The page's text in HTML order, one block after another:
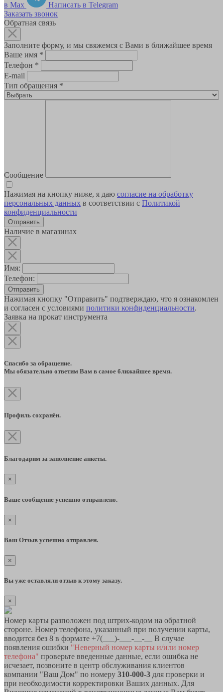
в Max
Написать в Telegram
Заказать звонок
Обратная связь
Заполните форму, и мы свяжемся с Вами в ближайшее время
Ваше имя *
Телефон *
E-mail
Тип обращения *
Сообщение
Нажимая на кнопку ниже, я даю согласие на обработку
персональных данных в соответствии с Политикой
конфиденциальности
Наличие в магазинах
Имя:
Телефон:
Отправить
Нажимая кнопку "Отправить" подтверждаю, что я ознакомлен
и согласен с условиями политики конфиденциальности.
Заявка на прокат инструмента
Спасибо за обращение.
Мы обязательно ответим Вам в самое ближайшее время.
Профиль сохранён.
Благодарим за заполнение анкеты.
×
Ваше сообщение успешно отправлено.
×
Ваш Отзыв успешно отправлен.
×
Вы уже оставляли отзыв к этому заказу.
×
Номер карты разположен под штрих-кодом на обратной
стороне. Номер телефона, указанный при получении карты,
вводится без 8 в формате +7(___)-___-__-__ В случае
появления ошибки "Неверный номер карты и/или номер
телефона" проверьте введенные данные, если ошибка не
исчезает, позвоните в центр обслуживания клиентов
компании "Ваш Дом" по номеру 310-000-3 для проверки и
при необходимости корректировки Ваших данных. Для